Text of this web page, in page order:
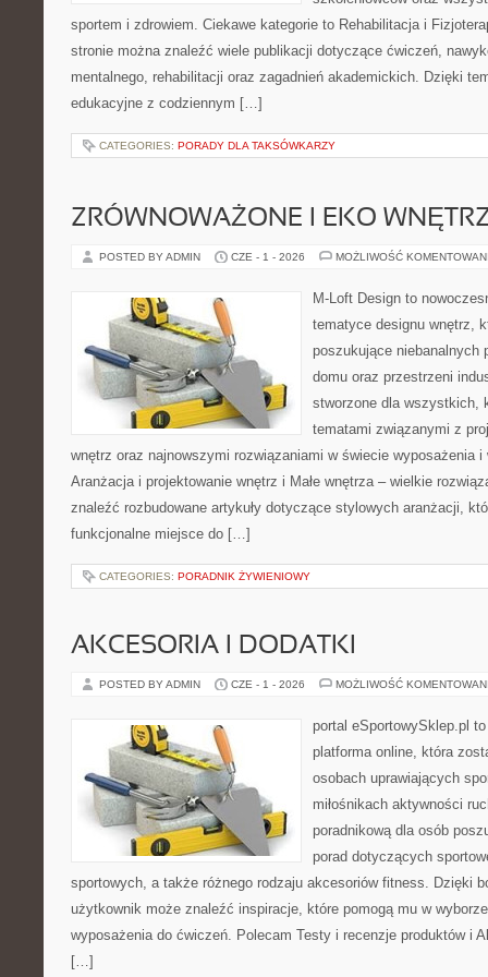
sportem i zdrowiem. Ciekawe kategorie to Rehabilitacja i
stronie można znaleźć wiele publikacji dotyczące ćwiczeń,
mentalnego, rehabilitacji oraz zagadnień akademickich. Dzięki
edukacyjne z codziennym […]
CATEGORIES: PORADY DLA TAKSÓWKARZY
ZRÓWNOWAŻONE I EKO
POSTED BY ADMIN CZE - 1 - 2026 MOŻLIWOŚĆ
M-Loft Design to
tematyce designu wnętrz,
poszukujące niebanalnych
domu oraz przestrzeni
stworzone dla wszystkich,
tematami związanymi z
wnętrz oraz najnowszymi rozwiązaniami w świecie wyposażenia
Aranżacja i projektowanie wnętrz i Małe wnętrza – wielkie
znaleźć rozbudowane artykuły dotyczące stylowych aranżacji,
funkcjonalne miejsce do […]
CATEGORIES: PORADNIK ŻYWIENIOWY
AKCESORIA I DODATKI
POSTED BY ADMIN CZE - 1 - 2026 MOŻLIWOŚĆ
portal eSportowySklep.pl
platforma online, która
osobach uprawiających
miłośnikach aktywności
poradnikową dla osób
porad dotyczących
sportowych, a także różnego rodzaju akcesoriów fitness. Dzięki
użytkownik może znaleźć inspiracje, które pomogą mu w
wyposażenia do ćwiczeń. Polecam Testy i recenzje produktów i
[…]